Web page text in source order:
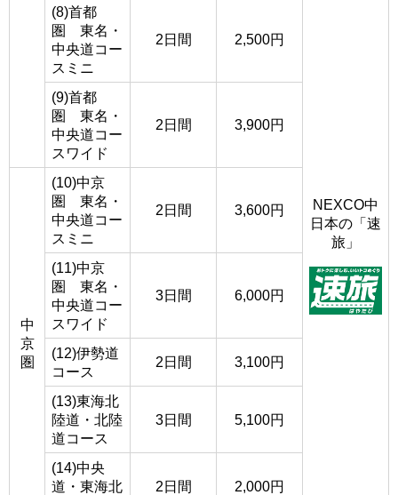
(8)首都
圏 東名・
中央道コー
スミニ
2日間 2,500円
NEXCO中
日本の「速
旅」
(9)首都
圏 東名・
中央道コー
スワイド
2日間 3,900円
中
京
圏
(10)中京
圏 東名・
中央道コー
スミニ
2日間 3,600円
(11)中京
圏 東名・
中央道コー
スワイド
3日間 6,000円
(12)伊勢道
コース
2日間 3,100円
(13)東海北
陸道・北陸
道コース
3日間 5,100円
(14)中央
道・東海北
2日間 2,000円